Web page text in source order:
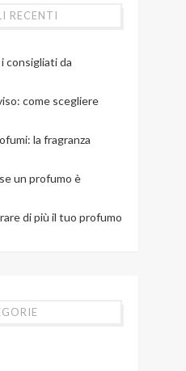
RECENTI
consigliati da
come scegliere
la fragranza
un profumo è
di più il tuo profumo